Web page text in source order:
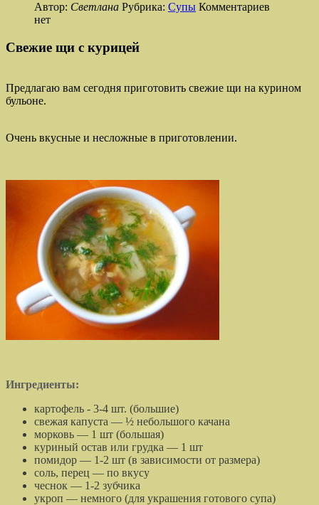
Автор: Светлана Рубрика: Супы Комментариев
нет
Свежие щи с курицей
Предлагаю вам сегодня приготовить свежие щи на курином
бульоне.
Очень вкусные и несложные в приготовлении.
Ингредиенты:
картофель - 3-4 шт. (большие)
свежая капуста — ½ небольшого качана
морковь — 1 шт (большая)
куриный остав или грудка — 1 шт
помидор — 1-2 шт (в зависимости от размера)
соль, перец — по вкусу
чеснок — 1-2 зубчика
укроп — немного (для украшения готового супа)